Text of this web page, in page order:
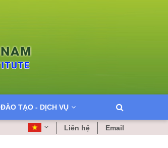
ĐÀO TẠO - DỊCH VỤ
Liên hệ Email